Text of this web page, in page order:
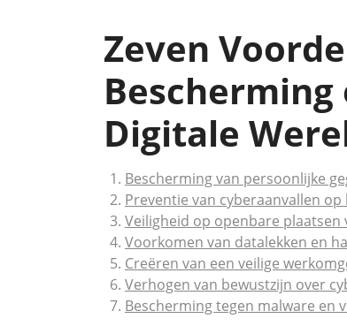
Zeven
Digitale
Bescherming van persoonlijke
Preventie van cyberaanvallen
Veiligheid op openbare plaatsen
Voorkomen van datalekken en
Creëren van een veilige
Verhogen van bewustzijn over
Bescherming tegen malware en